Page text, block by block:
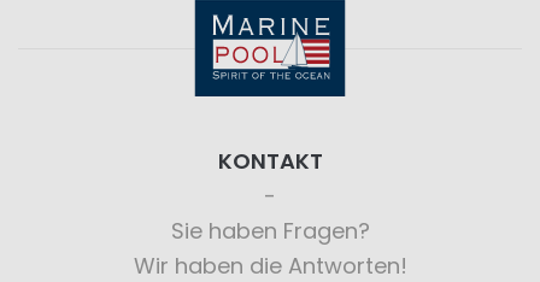
KONTAKT
Sie haben Fragen?
Wir haben die Antworten!